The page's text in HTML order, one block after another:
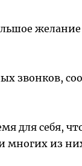
звонков,
для себя,
и многих из